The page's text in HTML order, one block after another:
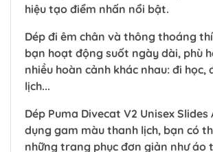
hiệu tạo điểm nhấn nổi bật.
Dép đi êm chân và thông thoáng
bạn hoạt động suốt ngày dài, phù
nhiều hoàn cảnh khác nhau: đi học,
lịch...
Dép Puma Divecat V2 Unisex Slides
dụng gam màu thanh lịch, bạn có
những trang phục đơn giản như áo